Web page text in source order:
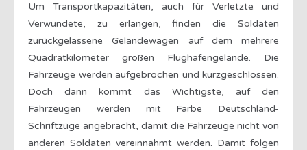
Um Transportkapazitäten, auch für Verletzte und
Verwundete, zu erlangen, finden die Soldaten
zurückgelassene Geländewagen auf dem mehrere
Quadratkilometer großen Flughafengelände. Die
Fahrzeuge werden aufgebrochen und kurzgeschlossen.
Doch dann kommt das Wichtigste, auf den
Fahrzeugen werden mit Farbe Deutschland-
Schriftzüge angebracht, damit die Fahrzeuge nicht von
anderen Soldaten vereinnahmt werden. Damit folgen